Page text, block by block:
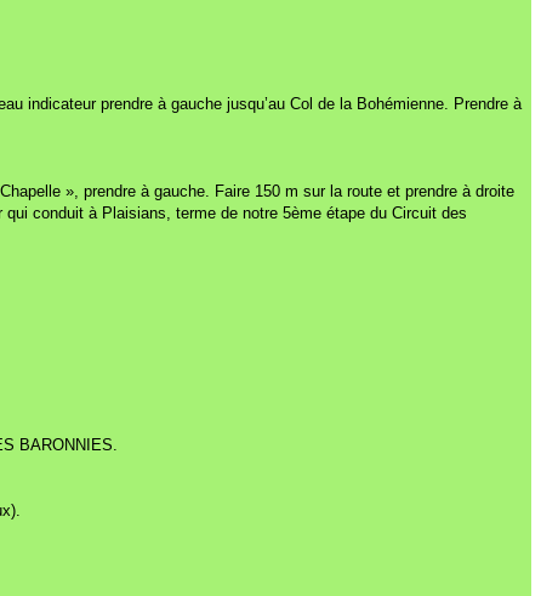
indicateur prendre à gauche jusqu’au Col de la Bohémienne. Prendre à
», prendre à gauche. Faire 150 m sur la route et prendre à droite
conduit à Plaisians, terme de notre 5ème étape du Circuit des
BARONNIES.